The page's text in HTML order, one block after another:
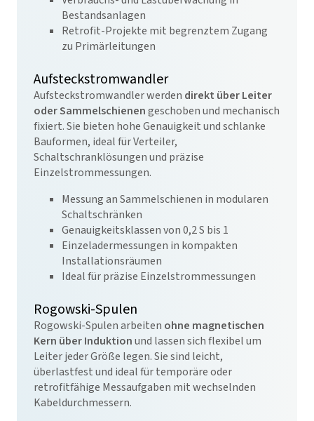
Bestandsanlagen
Retrofit-Projekte mit begrenztem Zugang
zu Primärleitungen
Aufsteckstromwandler
Aufsteckstromwandler werden direkt über Leiter
oder Sammelschienengeschoben und mechanisch
fixiert. Sie bieten hohe Genauigkeit und schlanke
Bauformen, ideal für Verteiler,
Schaltschranklösungen und präzise
Einzelstrommessungen.
Messung an Sammelschienen in modularen
Schaltschränken
Genauigkeitsklassen von 0,2 S bis 1
Einzeladermessungen in kompakten
Installationsräumen
Ideal für präzise Einzelstrommessungen
Rogowski-Spulen
Rogowski-Spulen arbeiten ohne magnetischen
Kern über Induktionund lassen sich flexibel um
Leiter jeder Größe legen. Sie sind leicht,
überlastfest und ideal für temporäre oder
retrofitfähige Messaufgaben mit wechselnden
Kabeldurchmessern.